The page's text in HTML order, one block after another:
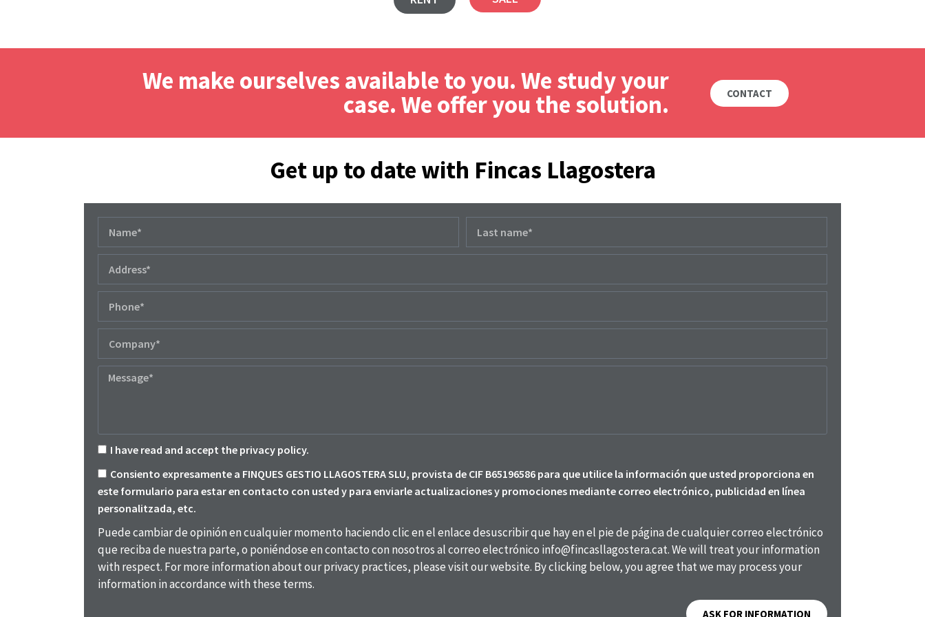
We make ourselves available to you. We study your
case. We offer you the solution. CONTACT
Get up to date with Fincas Llagostera
I have read and accept the privacy policy.
Consiento expresamente a FINQUES GESTIO LLAGOSTERA SLU, provista de CIF B65196586 para que utilice la información que usted proporciona en
este formulario para estar en contacto con usted y para enviarle actualizaciones y promociones mediante correo electrónico, publicidad en línea
personalitzada, etc.
Puede cambiar de opinión en cualquier momento haciendo clic en el enlace desuscribir que hay en el pie de página de cualquier correo electrónico
que reciba de nuestra parte, o poniéndose en contacto con nosotros al correo electrónico info@fincasllagostera.cat. We will treat your information
with respect. For more information about our privacy practices, please visit our website. By clicking below, you agree that we may process your
information in accordance with these terms.
ASK FOR INFORMATION